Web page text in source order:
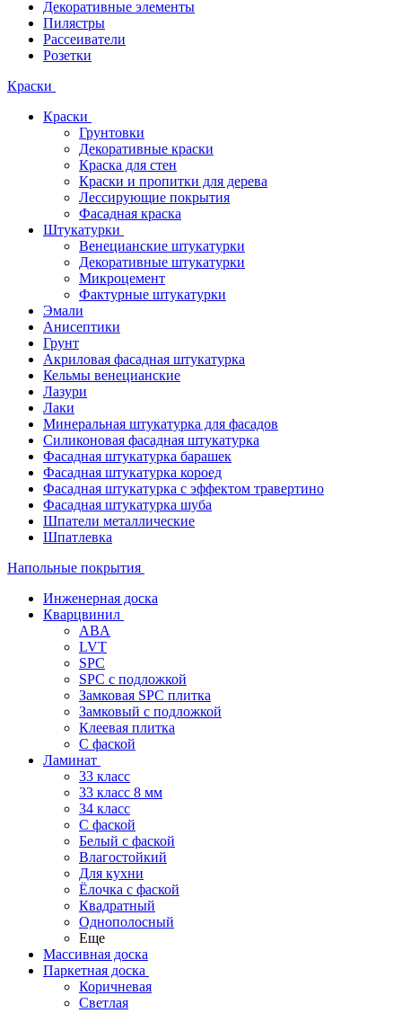
Декоративные элементы
Пилястры
Рассеиватели
Розетки
Краски
Краски
Грунтовки
Декоративные краски
Краска для стен
Краски и пропитки для дерева
Лессирующие покрытия
Фасадная краска
Штукатурки
Венецианские штукатурки
Декоративные штукатурки
Микроцемент
Фактурные штукатурки
Эмали
Анисептики
Грунт
Акриловая фасадная штукатурка
Кельмы венецианские
Лазури
Лаки
Минеральная штукатурка для фасадов
Силиконовая фасадная штукатурка
Фасадная штукатурка барашек
Фасадная штукатурка короед
Фасадная штукатурка с эффектом травертино
Фасадная штукатурка шуба
Шпатели металлические
Шпатлевка
Напольные покрытия
Инженерная доска
Кварцвинил
ABA
LVT
SPC
SPC с подложкой
Замковая SPC плитка
Замковый с подложкой
Клеевая плитка
С фаской
Ламинат
33 класс
33 класс 8 мм
34 класс
C фаской
Белый с фаской
Влагостойкий
Для кухни
Ёлочка с фаской
Квадратный
Однополосный
Еще
Массивная доска
Паркетная доска
Коричневая
Светлая